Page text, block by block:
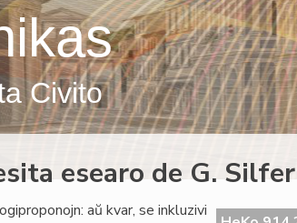
Civito
esearo de G. Silfer
aŭ kvar, se inkluzivi